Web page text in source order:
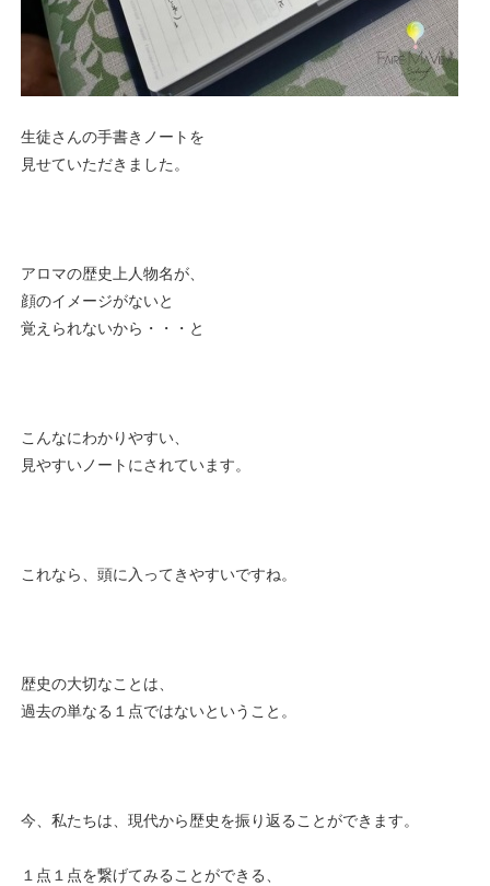
生徒さんの手書きノートを
見せていただきました。
アロマの歴史上人物名が、
顔のイメージがないと
覚えられないから・・・と
こんなにわかりやすい、
見やすいノートにされています。
これなら、頭に入ってきやすいですね。
歴史の大切なことは、
過去の単なる１点ではないということ。
今、私たちは、現代から歴史を振り返ることができます。
１点１点を繋げてみることができる、